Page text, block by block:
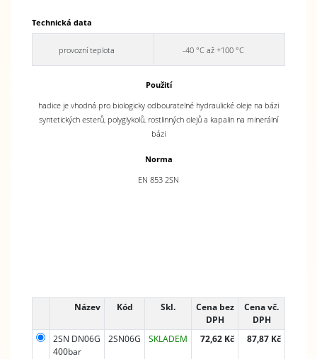
Technická data
provozní teplota -40 °C až +100 °C
Použití
hadice je vhodná pro biologicky odbouratelné hydraulické oleje na bázi
syntetických esterů, polyglykolů, rostlinných olejů a kapalin na minerální
bázi
Norma
EN 853 2SN
Název Kód Skl.
Cena bez
DPH
Cena vč.
DPH
2SN DN06G
400bar
2SN06G SKLADEM 72,62 Kč 87,87 Kč